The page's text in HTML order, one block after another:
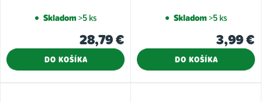
Skladom>5 ks
28,79 €
DO KOŠÍKA
Skladom>5 ks
3,99 €
DO KOŠÍKA